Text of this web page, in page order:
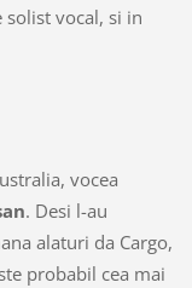
solist vocal, si in
vocea
. Desi l-au
alaturi da Cargo,
probabil cea mai